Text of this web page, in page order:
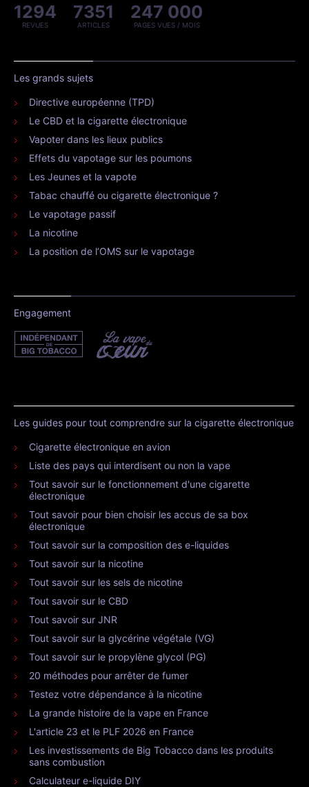
1294
REVUES
7351
ARTICLES
247 000
PAGES VUES / MOIS
Les grands sujets
Directive européenne (TPD)
Le CBD et la cigarette électronique
Vapoter dans les lieux publics
Effets du vapotage sur les poumons
Les Jeunes et la vapote
Tabac chauffé ou cigarette électronique ?
Le vapotage passif
La nicotine
La position de l’OMS sur le vapotage
Engagement
Les guides pour tout comprendre sur la cigarette électronique
Cigarette électronique en avion
Liste des pays qui interdisent ou non la vape
Tout savoir sur le fonctionnement d'une cigarette
électronique
Tout savoir pour bien choisir les accus de sa box
électronique
Tout savoir sur la composition des e-liquides
Tout savoir sur la nicotine
Tout savoir sur les sels de nicotine
Tout savoir sur le CBD
Tout savoir sur JNR
Tout savoir sur la glycérine végétale (VG)
Tout savoir sur le propylène glycol (PG)
20 méthodes pour arrêter de fumer
Testez votre dépendance à la nicotine
La grande histoire de la vape en France
L'article 23 et le PLF 2026 en France
Les investissements de Big Tobacco dans les produits
sans combustion
Calculateur e-liquide DIY